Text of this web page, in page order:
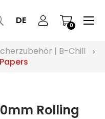
DE 0 ☰
| B-Chill
Rolling